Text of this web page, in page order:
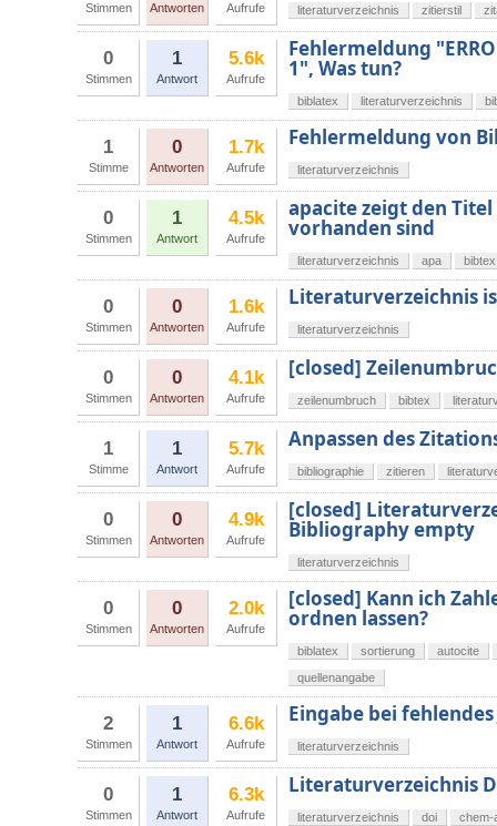
Stimmen Antworten Aufrufe literaturverzeichnis zitierstil
0
Stimmen
1
Antwort
5.6k
Aufrufe
Fehlermeldung
1", Was tun?
biblatex literaturverzeichnis
1
Stimme
0
Antworten
1.7k
Aufrufe
Fehlermeldung von
literaturverzeichnis
0
Stimmen
1
Antwort
4.5k
Aufrufe
apacite zeigt den
vorhanden sind
literaturverzeichnis apa bibtex
0
Stimmen
0
Antworten
1.6k
Aufrufe
Literaturverzeichnis
literaturverzeichnis
0
Stimmen
0
Antworten
4.1k
Aufrufe
[closed]
zeilenumbruch bibtex
1
Stimme
1
Antwort
5.7k
Aufrufe
Anpassen des
bibliographie zitieren
0
Stimmen
0
Antworten
4.9k
Aufrufe
[closed]
Bibliography empty
literaturverzeichnis
0
Stimmen
0
Antworten
2.0k
Aufrufe
[closed] Kann ich
ordnen lassen?
biblatex sortierung
autocite
quellenangabe
2
Stimmen
1
Antwort
6.6k
Aufrufe
Eingabe bei
literaturverzeichnis
0
Stimmen
1
Antwort
6.3k
Aufrufe
Literaturverzeichnis
literaturverzeichnis doi chem-